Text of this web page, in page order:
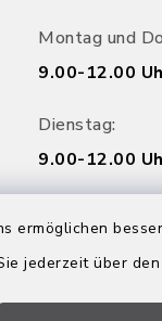
ermöglichen
jederzeit über
Montag und
9.00-12.00
Dienstag:
9.00-12.00
Online